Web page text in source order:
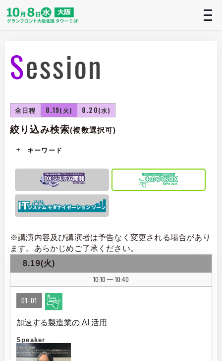
Session
全日程 8.19(火) 8.20(水)
絞り込み検索(複数選択可)
キーワード
※講演内容及び講演者は予告なく変更される場合があり
ます。あらかじめご了承ください。
8.19(火)
10:10
| 10:40
D1-01
加速する製造業の AI 活用
Speaker